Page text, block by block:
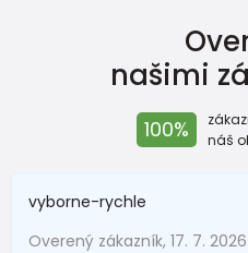
našimi
100%
náš
vyborne-rychle
Overený zákazník, 17. 7. 2026